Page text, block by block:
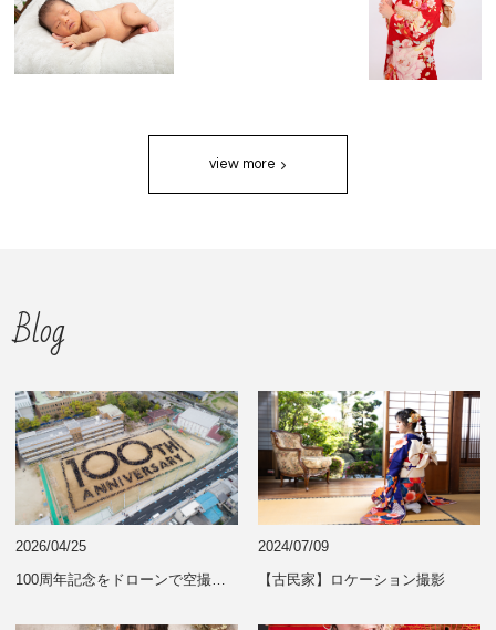
view more
Blog
2026/04/25
100周年記念をドローンで空撮｜人文字撮影の事例紹介（大阪・関西）
2024/07/09
【古民家】ロケーション撮影